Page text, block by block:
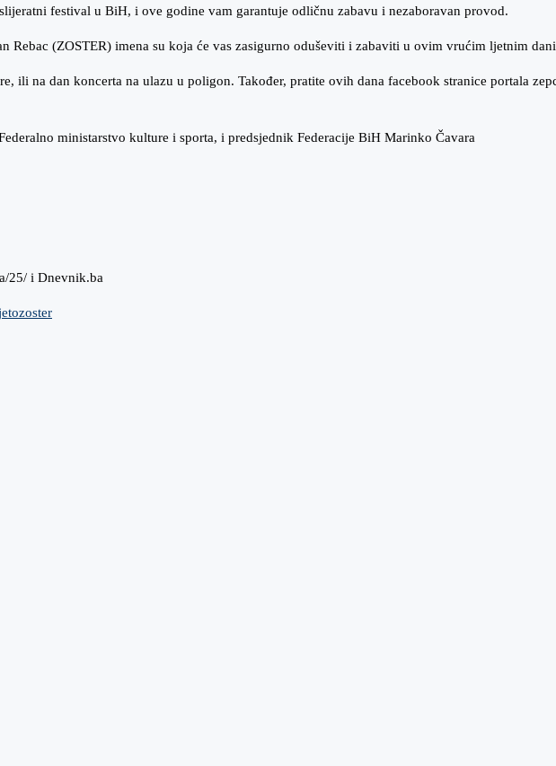
festival u BiH, i ove godine vam garantuje odličnu zabavu i nezaboravan provod.
(ZOSTER) imena su koja će vas zasigurno oduševiti i zabaviti u ovim vrućim ljetnim
na dan koncerta na ulazu u poligon. Također, pratite ovih dana facebook stranice portala
ministarstvo kulture i sporta, i predsjednik Federacije BiH Marinko Čavara
25/ i Dnevnik.ba
zoster